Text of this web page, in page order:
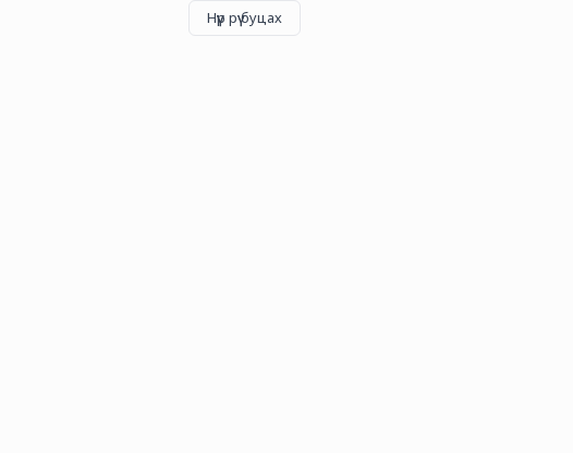
Нүүр рүү буцах